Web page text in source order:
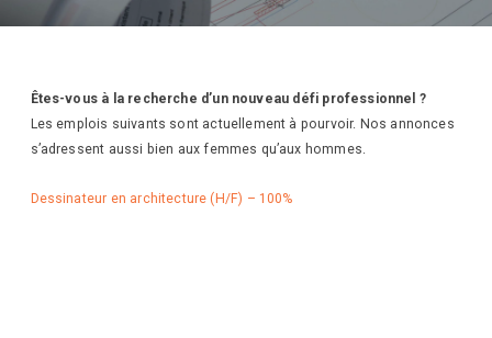
Êtes-vous à la recherche d’un nouveau défi professionnel ?
Les emplois suivants sont actuellement à pourvoir. Nos annonces
s’adressent aussi bien aux femmes qu’aux hommes.
Dessinateur en architecture (H/F) – 100%